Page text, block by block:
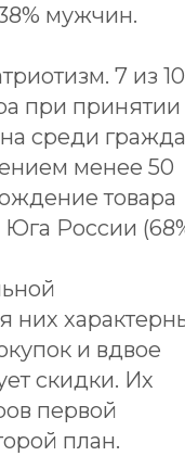
мужчин.
7 из 10
при принятии
среди
менее 50
товара
России
них
и вдвое
скидки. Их
первой
план.